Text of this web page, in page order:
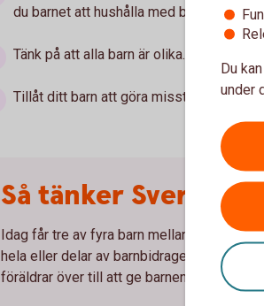
du barnet att hushålla med begränsade
Tänk på att alla barn är olika. Anpassa
Tillåt ditt barn att göra misstag – det lär
Så tänker Sveriges
Idag får tre av fyra barn mellan sju och 18
hela eller delar av barnbidraget eller
föräldrar över till att ge barnen månadspeng.
Du
under